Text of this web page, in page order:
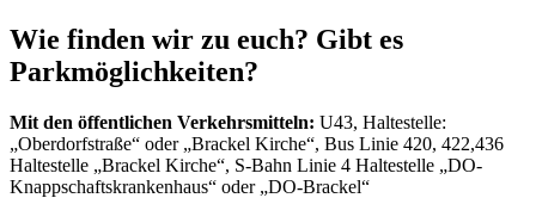
Wie finden wir zu euch? Gibt es
Parkmöglichkeiten?
Mit den öffentlichen Verkehrsmitteln: U43, Haltestelle:
„Oberdorfstraße“ oder „Brackel Kirche“, Bus Linie 420, 422,436
Haltestelle „Brackel Kirche“, S-Bahn Linie 4 Haltestelle „DO-
Knappschaftskrankenhaus“ oder „DO-Brackel“